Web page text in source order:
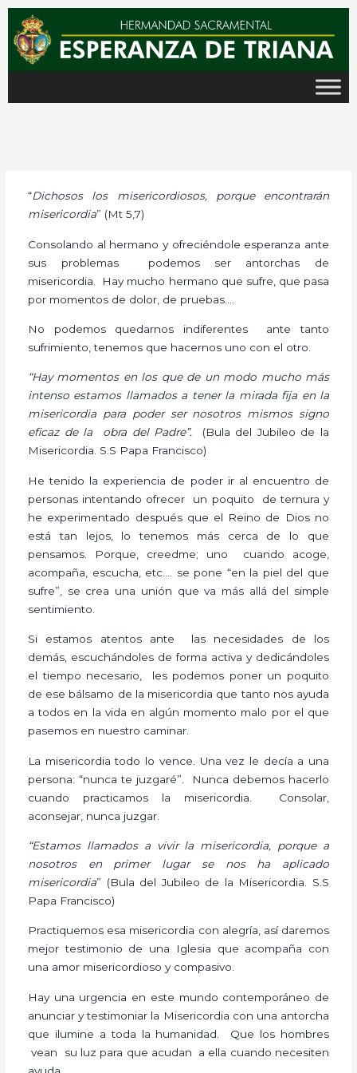
contenido
“Dichosos los misericordiosos, porque encontrarán
misericordia” (Mt 5,7)
Consolando al hermano y ofreciéndole esperanza ante
sus problemas podemos ser antorchas de
misericordia. Hay mucho hermano que sufre, que pasa
por momentos de dolor, de pruebas….
No podemos quedarnos indiferentes ante tanto
sufrimiento, tenemos que hacernos uno con el otro.
“Hay momentos en los que de un modo mucho más
intenso estamos llamados a tener la mirada fija en la
misericordia para poder ser nosotros mismos signo
eficaz de la obra del Padre”. (Bula del Jubileo de la
Misericordia. S.S Papa Francisco)
He tenido la experiencia de poder ir al encuentro de
personas intentando ofrecer un poquito de ternura y
he experimentado después que el Reino de Dios no
está tan lejos, lo tenemos más cerca de lo que
pensamos. Porque, creedme; uno cuando acoge,
acompaña, escucha, etc.… se pone “en la piel del que
sufre”, se crea una unión que va más allá del simple
sentimiento.
Si estamos atentos ante las necesidades de los
demás, escuchándoles de forma activa y dedicándoles
el tiempo necesario, les podemos poner un poquito
de ese bálsamo de la misericordia que tanto nos ayuda
a todos en la vida en algún momento malo por el que
pasemos en nuestro caminar.
La misericordia todo lo vence. Una vez le decía a una
persona: “nunca te juzgaré”. Nunca debemos hacerlo
cuando practicamos la misericordia. Consolar,
aconsejar, nunca juzgar.
“Estamos llamados a vivir la misericordia, porque a
nosotros en primer lugar se nos ha aplicado
misericordia” (Bula del Jubileo de la Misericordia. S.S
Papa Francisco)
Practiquemos esa misericordia con alegría, así daremos
mejor testimonio de una Iglesia que acompaña con
una amor misericordioso y compasivo.
Hay una urgencia en este mundo contemporáneo de
anunciar y testimoniar la Misericordia con una antorcha
que ilumine a toda la humanidad. Que los hombres
vean su luz para que acudan a ella cuando necesiten
ayuda.